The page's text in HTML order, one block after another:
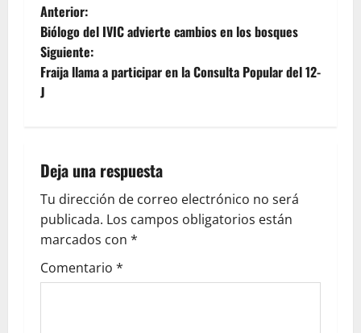
Anterior:
Biólogo del IVIC advierte cambios en los bosques
Siguiente:
Fraija llama a participar en la Consulta Popular del 12-
J
Deja una respuesta
Tu dirección de correo electrónico no será
publicada. Los campos obligatorios están
marcados con *
Comentario *